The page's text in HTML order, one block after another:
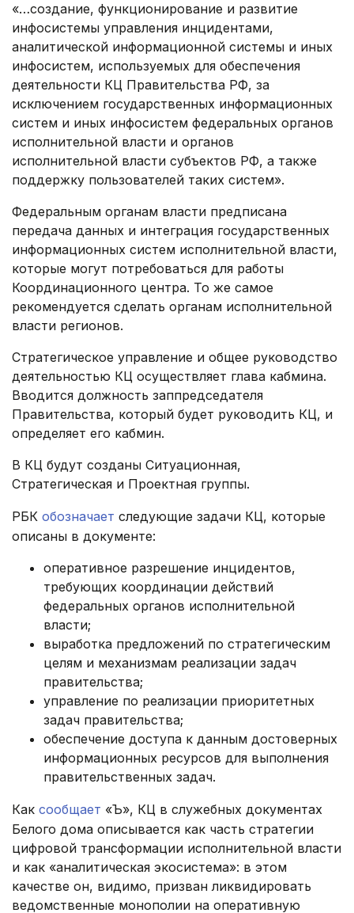
«…создание, функционирование и развитие
инфосистемы управления инцидентами,
аналитической информационной системы и иных
инфосистем, используемых для обеспечения
деятельности КЦ Правительства РФ, за
исключением государственных информационных
систем и иных инфосистем федеральных органов
исполнительной власти и органов
исполнительной власти субъектов РФ, а также
поддержку пользователей таких систем».
Федеральным органам власти предписана
передача данных и интеграция государственных
информационных систем исполнительной власти,
которые могут потребоваться для работы
Координационного центра. То же самое
рекомендуется сделать органам исполнительной
власти регионов.
Стратегическое управление и общее руководство
деятельностью КЦ осуществляет глава кабмина.
Вводится должность заппредседателя
Правительства, который будет руководить КЦ, и
определяет его кабмин.
В КЦ будут созданы Ситуационная,
Стратегическая и Проектная группы.
РБК обозначает следующие задачи КЦ, которые
описаны в документе:
оперативное разрешение инцидентов,
требующих координации действий
федеральных органов исполнительной
власти;
выработка предложений по стратегическим
целям и механизмам реализации задач
правительства;
управление по реализации приоритетных
задач правительства;
обеспечение доступа к данным достоверных
информационных ресурсов для выполнения
правительственных задач.
Как сообщает «Ъ», КЦ в служебных документах
Белого дома описывается как часть стратегии
цифровой трансформации исполнительной власти
и как «аналитическая экосистема»: в этом
качестве он, видимо, призван ликвидировать
ведомственные монополии на оперативную